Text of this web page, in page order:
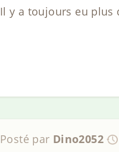
Il y a toujours eu plus
Posté par Dino2052